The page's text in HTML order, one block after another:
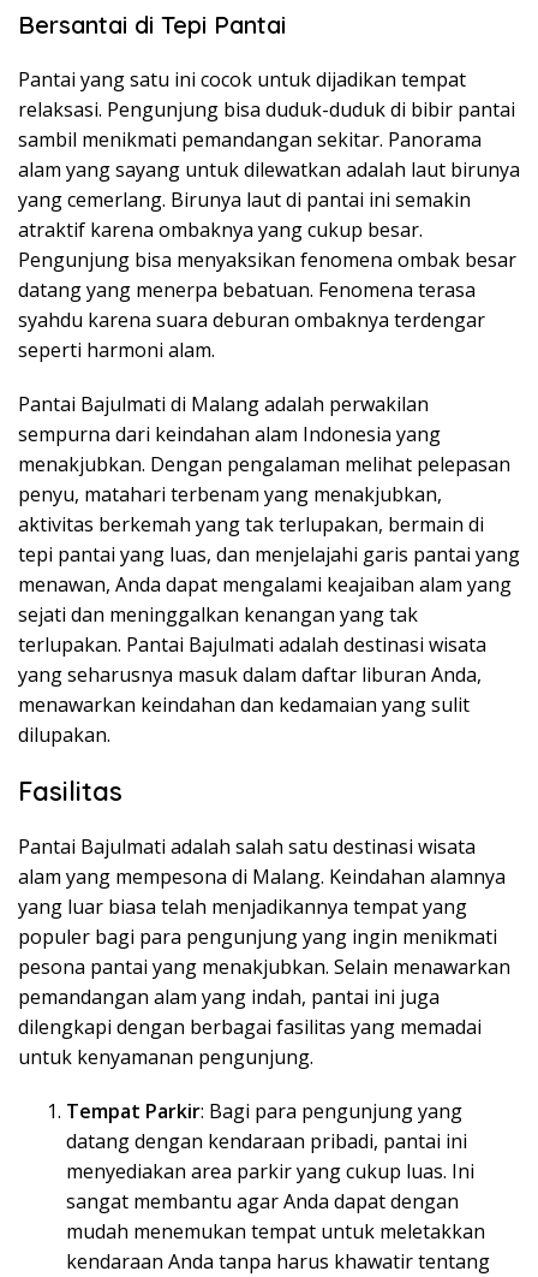
Bersantai di Tepi Pantai
Pantai yang satu ini cocok untuk dijadikan tempat
relaksasi. Pengunjung bisa duduk-duduk di bibir pantai
sambil menikmati pemandangan sekitar. Panorama
alam yang sayang untuk dilewatkan adalah laut birunya
yang cemerlang. Birunya laut di pantai ini semakin
atraktif karena ombaknya yang cukup besar.
Pengunjung bisa menyaksikan fenomena ombak besar
datang yang menerpa bebatuan. Fenomena terasa
syahdu karena suara deburan ombaknya terdengar
seperti harmoni alam.
Pantai Bajulmati di Malang adalah perwakilan
sempurna dari keindahan alam Indonesia yang
menakjubkan. Dengan pengalaman melihat pelepasan
penyu, matahari terbenam yang menakjubkan,
aktivitas berkemah yang tak terlupakan, bermain di
tepi pantai yang luas, dan menjelajahi garis pantai yang
menawan, Anda dapat mengalami keajaiban alam yang
sejati dan meninggalkan kenangan yang tak
terlupakan. Pantai Bajulmati adalah destinasi wisata
yang seharusnya masuk dalam daftar liburan Anda,
menawarkan keindahan dan kedamaian yang sulit
dilupakan.
Fasilitas
Pantai Bajulmati adalah salah satu destinasi wisata
alam yang mempesona di Malang. Keindahan alamnya
yang luar biasa telah menjadikannya tempat yang
populer bagi para pengunjung yang ingin menikmati
pesona pantai yang menakjubkan. Selain menawarkan
pemandangan alam yang indah, pantai ini juga
dilengkapi dengan berbagai fasilitas yang memadai
untuk kenyamanan pengunjung.
Tempat Parkir: Bagi para pengunjung yang
datang dengan kendaraan pribadi, pantai ini
menyediakan area parkir yang cukup luas. Ini
sangat membantu agar Anda dapat dengan
mudah menemukan tempat untuk meletakkan
kendaraan Anda tanpa harus khawatir tentang